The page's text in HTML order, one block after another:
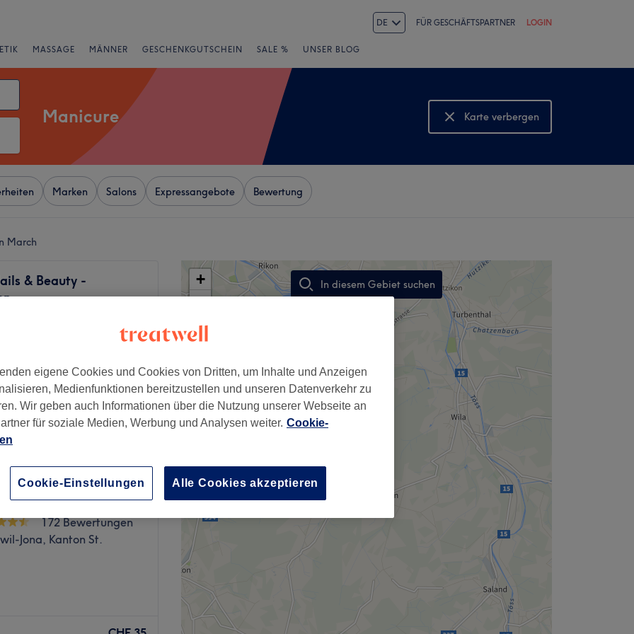
DE FÜR GESCHÄFTSPARTNER LOGIN
MASSAGE MÄNNER GESCHENKGUTSCHEIN SALE % UNSER BLOG
Manicure
Karte verbergen
Karte anzeigen
Marken Salons Expressangebote Bewertung
March
& Beauty -
ab CHF 35
perfekt gestylte
zu einem makellosen
172 Bewertungen
Jona, Kanton St.
+
−
In diesem Gebiet suchen
eigene Cookies und Cookies von Dritten, um Inhalte und Anzeigen
Medienfunktionen bereitzustellen und unseren Datenverkehr zu
Wir geben auch Informationen über die Nutzung unserer Webseite an
für soziale Medien, Werbung und Analysen weiter. Cookie-
Alle Cookies akzeptieren
Cookie-Einstellungen